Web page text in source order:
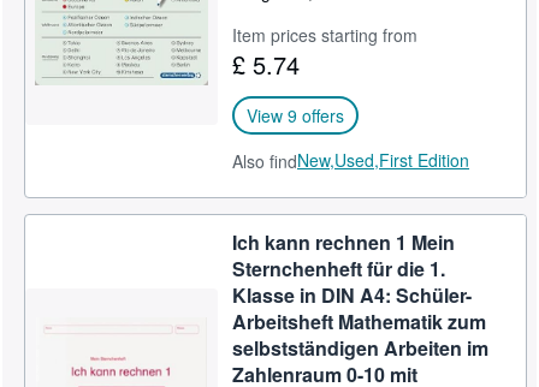
Item prices starting from
£ 5.74
View 9 offers
Also findNew,Used,First Edition
Ich kann rechnen 1 Mein
Sternchenheft für die 1.
Klasse in DIN A4: Schüler-
Arbeitsheft Mathematik zum
selbstständigen Arbeiten im
Zahlenraum 0-10 mit